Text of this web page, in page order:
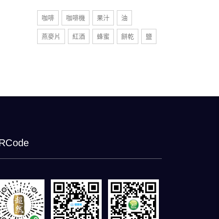
咖啡 咖啡機 果汁 油
燕麥片 紅酒 蜂蜜 餅乾 鹽